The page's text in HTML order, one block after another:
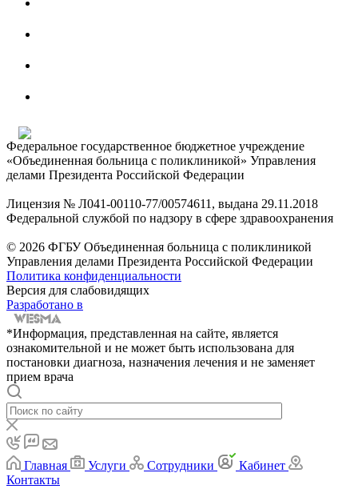
Федеральное государственное бюджетное учреждение
«Объединенная больница с поликлиникой» Управления
делами Президента Российской Федерации
Лицензия № Л041-00110-77/00574611, выдана 29.11.2018
Федеральной службой по надзору в сфере здравоохранения
© 2026 ФГБУ Объединенная больница с поликлиникой
Управления делами Президента Российской Федерации
Политика конфиденциальности
Версия для слабовидящих
Разработано в
*Информация, представленная на сайте, является
ознакомительной и не может быть использована для
постановки диагноза, назначения лечения и не заменяет
прием врача
Главная Услуги Сотрудники
Кабинет
Контакты